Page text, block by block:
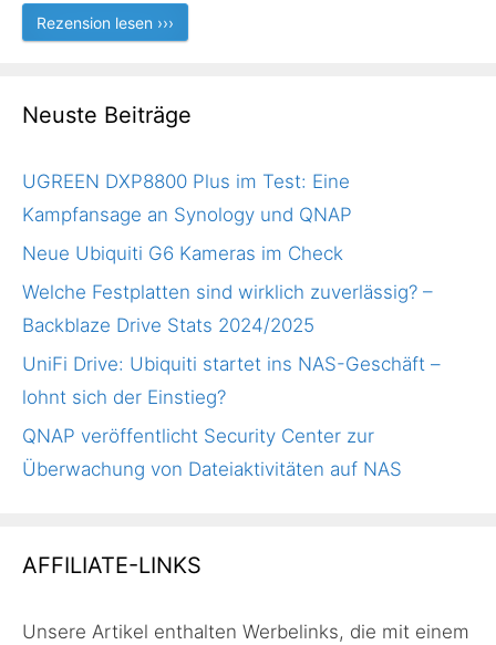
Rezension lesen ›››
Neuste Beiträge
UGREEN DXP8800 Plus im Test: Eine
Kampfansage an Synology und QNAP
Neue Ubiquiti G6 Kameras im Check
Welche Festplatten sind wirklich zuverlässig? –
Backblaze Drive Stats 2024/2025
UniFi Drive: Ubiquiti startet ins NAS-Geschäft –
lohnt sich der Einstieg?
QNAP veröffentlicht Security Center zur
Überwachung von Dateiaktivitäten auf NAS
AFFILIATE-LINKS
Unsere Artikel enthalten Werbelinks, die mit einem